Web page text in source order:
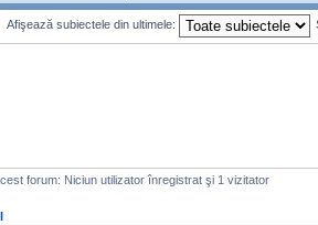
Afişează subiectele din ultimele:
forum: Niciun utilizator înregistrat şi 1 vizitator